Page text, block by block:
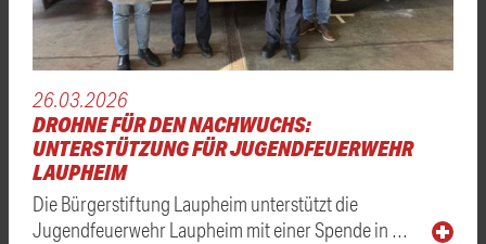
26.03.2026
DROHNE FÜR DEN NACHWUCHS:
UNTERSTÜTZUNG FÜR JUGENDFEUERWEHR
LAUPHEIM
Die Bürgerstiftung Laupheim unterstützt die
Jugendfeuerwehr Laupheim mit einer Spende in …